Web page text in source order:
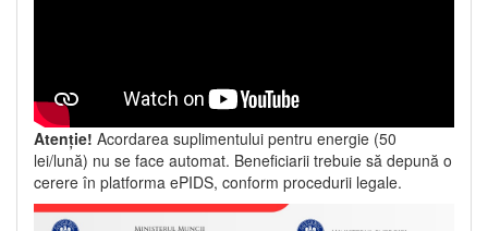
Atenție! Acordarea suplimentului pentru energie (50
lei/lună) nu se face automat. Beneficiarii trebuie să depună o
cerere în platforma ePIDS, conform procedurii legale.